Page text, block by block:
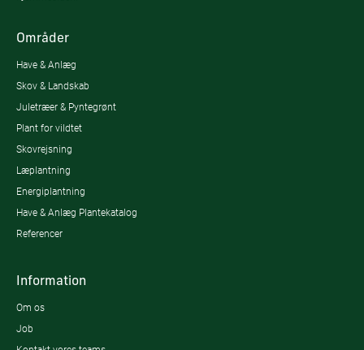
Områder
Have & Anlæg
Skov & Landskab
Juletræer & Pyntegrønt
Plant for vildtet
Skovrejsning
Læplantning
Energiplantning
Have & Anlæg Plantekatalog
Referencer
Information
Om os
Job